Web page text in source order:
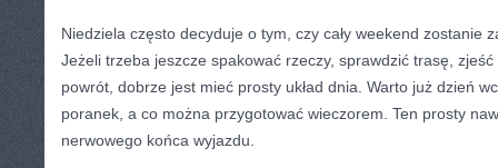
Niedziela często decyduje o tym, czy cały weekend zostanie
Jeżeli trzeba jeszcze spakować rzeczy, sprawdzić trasę,
powrót, dobrze jest mieć prosty układ dnia. Warto już dzień
poranek, a co można przygotować wieczorem. Ten prosty
nerwowego końca wyjazdu.